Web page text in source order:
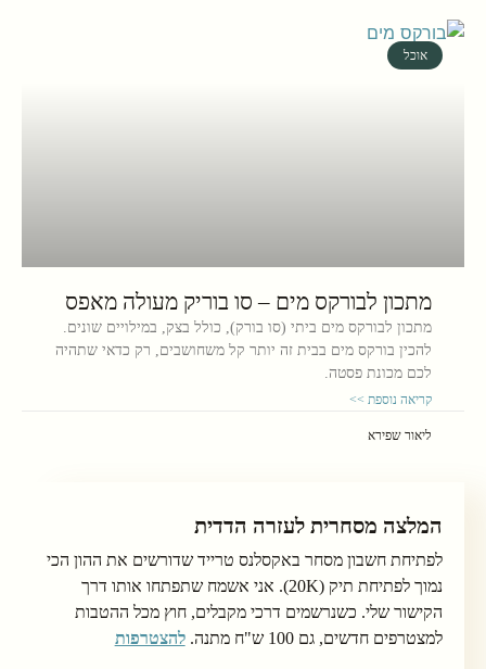
אוכל
מתכון לבורקס מים – סו בוריק מעולה מאפס
מתכון לבורקס מים ביתי (סו בורק), כולל בצק, במילויים שונים.
להכין בורקס מים בבית זה יותר קל משחושבים, רק כדאי שתהיה
לכם מכונת פסטה.
קריאה נוספת >>
ליאור שפירא
המלצה מסחרית לעזרה הדדית
לפתיחת חשבון מסחר באקסלנס טרייד שדורשים את ההון הכי
נמוך לפתיחת תיק (20K). אני אשמח שתפתחו אותו דרך
הקישור שלי. כשנרשמים דרכי מקבלים, חוץ מכל ההטבות
למצטרפים חדשים, גם 100 ש"ח מתנה.
להצטרפות